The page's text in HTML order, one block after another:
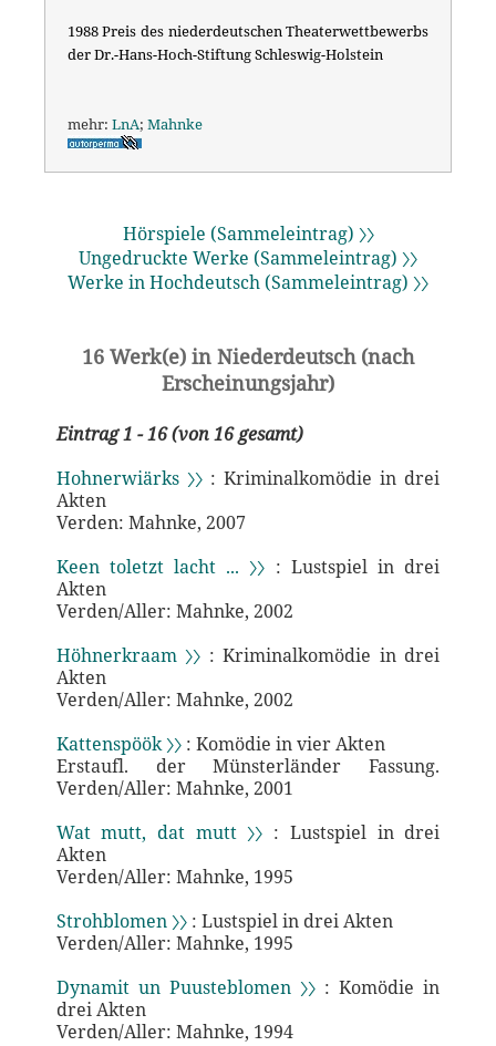
1988 Preis des niederdeutschen Theaterwettbewerbs
der Dr.-Hans-Hoch-Stiftung Schleswig-Holstein
mehr: LnA; Mahnke
Hörspiele (Sammeleintrag) 〉〉
Ungedruckte Werke (Sammeleintrag) 〉〉
Werke in Hochdeutsch (Sammeleintrag) 〉〉
16 Werk(e) in Niederdeutsch (nach
Erscheinungsjahr)
Eintrag 1 - 16 (von 16 gesamt)
Hohnerwiärks 〉〉: Kriminalkomödie in drei
Akten
Verden: Mahnke, 2007
Keen toletzt lacht ... 〉〉 : Lustspiel in drei
Akten
Verden/Aller: Mahnke, 2002
Höhnerkraam 〉〉 : Kriminalkomödie in drei
Akten
Verden/Aller: Mahnke, 2002
Kattenspöök 〉〉: Komödie in vier Akten
Erstaufl. der Münsterländer Fassung.
Verden/Aller: Mahnke, 2001
Wat mutt, dat mutt 〉〉 : Lustspiel in drei
Akten
Verden/Aller: Mahnke, 1995
Strohblomen 〉〉: Lustspiel in drei Akten
Verden/Aller: Mahnke, 1995
Dynamit un Puusteblomen 〉〉 : Komödie in
drei Akten
Verden/Aller: Mahnke, 1994